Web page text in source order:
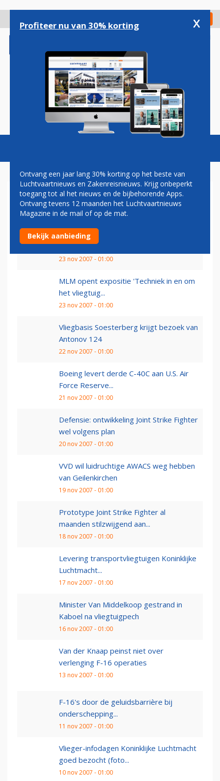
gaan
Check in
Magazine Podcasts Vacatures
MILITAIR
Argentijnse luchtmacht vervangt Fokker
F.27 door Saab 340
23 nov 2007 - 01:00
MLM opent expositie 'Techniek in en om
het vliegtuig...
23 nov 2007 - 01:00
Vliegbasis Soesterberg krijgt bezoek van
Antonov 124
22 nov 2007 - 01:00
Boeing levert derde C-40C aan U.S. Air
Force Reserve...
21 nov 2007 - 01:00
Defensie: ontwikkeling Joint Strike Fighter
wel volgens plan
20 nov 2007 - 01:00
VVD wil luidruchtige AWACS weg hebben
van Geilenkirchen
19 nov 2007 - 01:00
Prototype Joint Strike Fighter al
maanden stilzwijgend aan...
18 nov 2007 - 01:00
Levering transportvliegtuigen Koninklijke
Luchtmacht...
17 nov 2007 - 01:00
Minister Van Middelkoop gestrand in
Kaboel na vliegtuigpech
16 nov 2007 - 01:00
Van der Knaap peinst niet over
verlenging F-16 operaties
13 nov 2007 - 01:00
F-16's door de geluidsbarrière bij
onderschepping...
11 nov 2007 - 01:00
Vlieger-infodagen Koninklijke Luchtmacht
goed bezocht (foto...
10 nov 2007 - 01:00
Profiteer nu van 30% korting x
Ontvang een jaar lang 30% korting op het beste van
Luchtvaartnieuws en Zakenreisnieuws. Krijg onbeperkt
toegang tot al het nieuws en de bijbehorende Apps.
Ontvang tevens 12 maanden het Luchtvaartnieuws
Magazine in de mail of op de mat.
Bekijk aanbieding